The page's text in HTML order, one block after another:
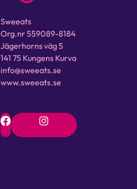
Sweeats
Org.nr 559089-8184
Jägerhorns väg 5
141 75 Kungens Kurva
info@sweeats.se
www.sweeats.se